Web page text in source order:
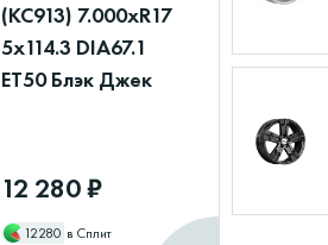
(КС913) 7.000xR17
5x114.3 DIA67.1
ET50 Блэк Джек
12 280 ₽
12280 в Сплит